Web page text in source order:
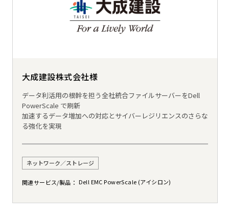
大成建設株式会社様
データ利活用の根幹を担う全社統合ファイルサーバーをDell
PowerScale で刷新
加速するデータ増加への対応とサイバーレジリエンスのさらな
る強化を実現
ネットワーク／ストレージ
関連サービス/製品 Dell EMC PowerScale (アイシロン)